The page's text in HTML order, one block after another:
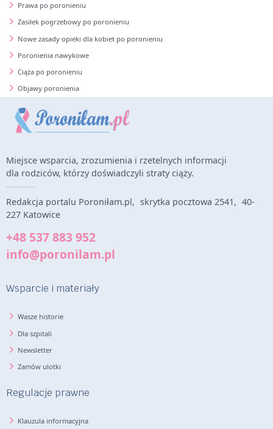
Miejsce wsparcia, zrozumienia i rzetelnych informacji
dla rodziców, którzy doświadczyli straty ciąży.
Redakcja portalu Poroniłam.pl, skrytka pocztowa 2541, 40-
227 Katowice
+48 537 883 952
info@poronilam.pl
Prawa po poronieniu
Zasiłek pogrzebowy po poronieniu
Nowe zasady opieki dla kobiet po poronieniu
Poronienia nawykowe
Ciąża po poronieniu
Objawy poronienia
Wsparcie i materiały
Wasze historie
Dla szpitali
Newsletter
Zamów ulotki
Regulacje prawne
Klauzula informacyjna